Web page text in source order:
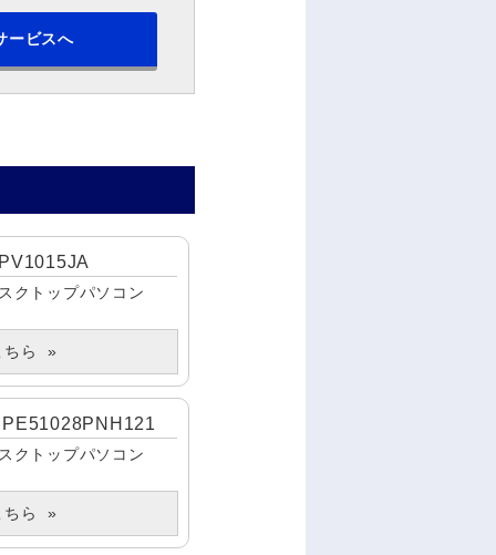
ービスへ
クトップパソコン
ら
クトップパソコン
ら